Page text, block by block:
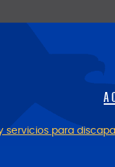
servicios para